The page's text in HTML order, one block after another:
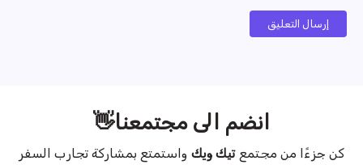
إرسال التعليق
انضم الى مجتمعنا👋
كن جزءًا من مجتمع تيك ويك واستمتع بمشاركة تجارب السفر